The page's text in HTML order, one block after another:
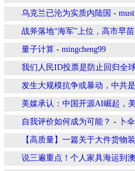
乌克兰已沦为实质内陆国 - must
战斧落地“海军”上位，高市早
量子计算 - mingcheng99
我们人民ID投票是防止回归全
发生大规模抗争或暴动，中共
美媒承认：中国开源AI崛起，
自我评价如何成为可能？ - 卜伞
【高质量】一篇关于大件货物
说三遍重点！个人家具海运到